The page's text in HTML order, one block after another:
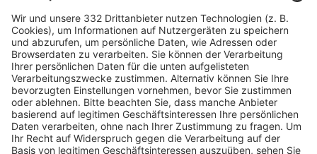
HÄUFIG BESUCHTE SEITEN
Pässe und Vereinswechsel
Trainerausbildung
Schulungsangebot Vereinsmitarbeiter
BFV-Geschäftsstellen
Trainerbörse
Login SpielPlus